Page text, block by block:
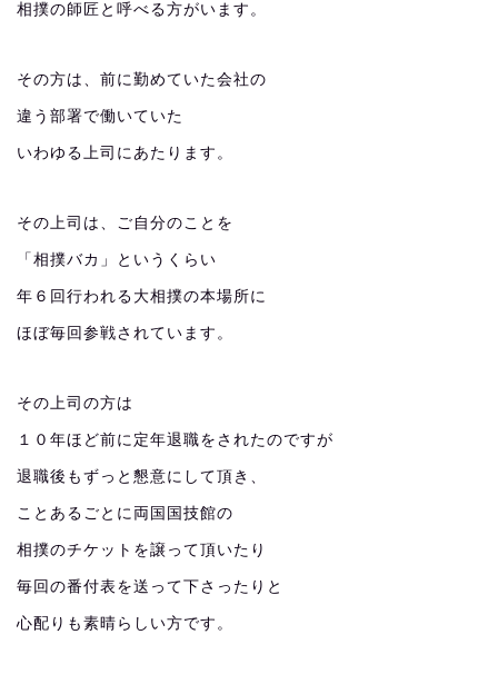
相撲の師匠と呼べる方がいます。
その方は、前に勤めていた会社の
違う部署で働いていた
いわゆる上司にあたります。
その上司は、ご自分のことを
「相撲バカ」というくらい
年６回行われる大相撲の本場所に
ほぼ毎回参戦されています。
その上司の方は
１０年ほど前に定年退職をされたのですが
退職後もずっと懇意にして頂き、
ことあるごとに両国国技館の
相撲のチケットを譲って頂いたり
毎回の番付表を送って下さったりと
心配りも素晴らしい方です。